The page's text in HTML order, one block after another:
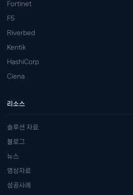
Fortinet
F5
Riverbed
Kentik
HashiCorp
Ciena
리소스
솔루션 자료
블로그
뉴스
영상자료
성공사례